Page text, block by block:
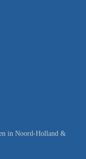
in Noord-Holland &